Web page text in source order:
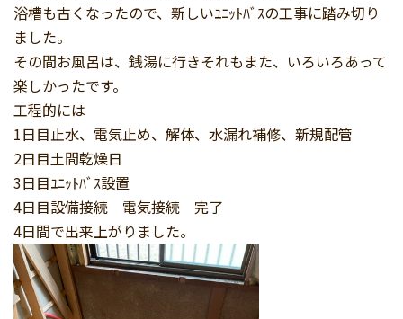
浴槽も古くなったので、新しいﾕﾆｯﾄﾊﾞｽの工事に踏み切り
ました。
その間お風呂は、銭湯に行きそれもまた、いろいろあって
楽しかったです。
工程的には
1日目止水、電気止め、解体、水漏れ補修、新規配管
2日目土間乾燥日
3日目ﾕﾆｯﾄﾊﾞｽ設置
4日目設備接続 電気接続 完了
4日間で出来上がりました。